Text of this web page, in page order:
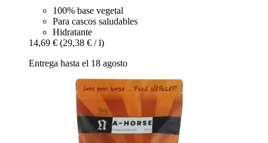
100% base vegetal
Para cascos saludables
Hidratante
14,69 € (29,38 € / l)
Entrega hasta el 18 agosto